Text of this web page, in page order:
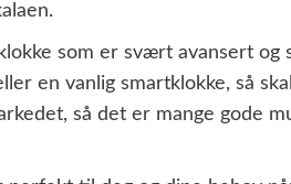
som er svært avansert og
en vanlig smartklokke, så
så det er mange gode